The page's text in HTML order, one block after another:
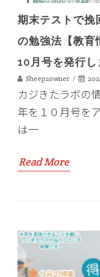
期末テストで挽
の勉強法【教育
10月号を発行し
Sheep2owner
カジきたラボの
年を１０月号を
は一
Read More